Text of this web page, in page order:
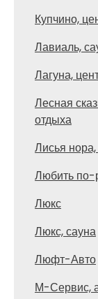
Купчино,
Лавиаль,
Лагуна,
Лесная
отдыха
Лисья
Любить по-
Люкс
Люкс, сауна
Люфт-Авто
М-Сервис,